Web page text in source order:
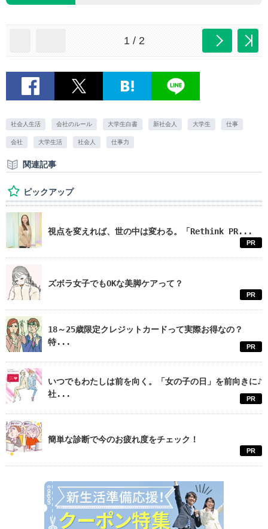
1 / 2
社会人生活 会社のルール 大学生白書 新社会人 大学生 仕事
会社 大学生活 社会人 仕事力
関連記事
ピックアップ
視点を変えれば、世の中は変わる。「Rethink PR...
PR
ズボラ女子でもOKな美脚ケアって？
PR
18～25歳限定クレジットカードって実際お得なの？
特...
PR
いつでもわたしは前を向く。「女の子の日」を前向きに♪
社...
PR
簡単な診断で今のお疲れ度をチェック！
PR